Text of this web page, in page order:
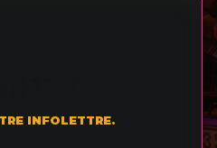
INFOLETTRE.